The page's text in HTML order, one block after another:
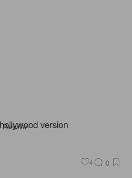
Parasite
4 0